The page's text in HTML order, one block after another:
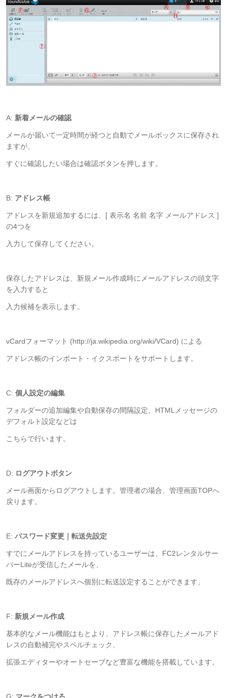
A: 新着メールの確認
メールが届いて一定時間が経つと自動でメールボックスに保存され
ますが、
すぐに確認したい場合は確認ボタンを押します。
B: アドレス帳
アドレスを新規追加するには、[ 表示名 名前 名字 メールアドレス ]
の4つを
入力して保存してください。
保存したアドレスは、新規メール作成時にメールアドレスの頭文字
を入力すると
入力候補を表示します。
vCardフォーマット (http://ja.wikipedia.org/wiki/VCard) による
アドレス帳のインポート・イクスポートをサポートします。
C: 個人設定の編集
フォルダーの追加編集や自動保存の間隔設定、HTMLメッセージの
デフォルト設定などは
こちらで行います。
D: ログアウトボタン
メール画面からログアウトします。管理者の場合、管理画面TOPへ
戻ります。
E: パスワード変更｜転送先設定
すでにメールアドレスを持っているユーザーは、FC2レンタルサー
バーLiteが受信したメールを、
既存のメールアドレスへ個別に転送設定することができます。
F: 新規メール作成
基本的なメール機能はもとより、アドレス帳に保存したメールアド
レスの自動補完やスペルチェック、
拡張エディターやオートセーブなど豊富な機能を搭載しています。